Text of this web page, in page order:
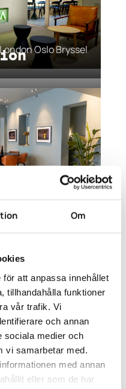
Om
att anpassa innehållet
tillhandahålla funktioner
vår trafik. Vi
och annan
sociala medier och
vi samarbetar med.
med annan
eller som de har
Oslo Bryssel